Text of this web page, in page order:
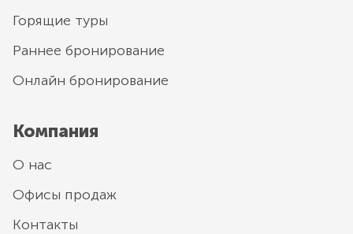
Горящие туры
Раннее бронирование
Онлайн бронирование
Компания
О нас
Офисы продаж
Контакты